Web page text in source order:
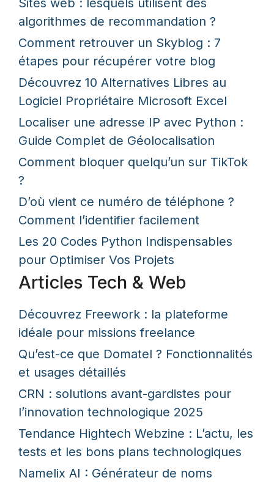
algorithmes de recommandation ?
Comment retrouver un Skyblog : 7
étapes pour récupérer votre blog
Découvrez 10 Alternatives Libres au
Logiciel Propriétaire Microsoft Excel
Localiser une adresse IP avec Python :
Guide Complet de Géolocalisation
Comment bloquer quelqu’un sur TikTok
?
D’où vient ce numéro de téléphone ?
Comment l’identifier facilement
Les 20 Codes Python Indispensables
pour Optimiser Vos Projets
Articles Tech & Web
Découvrez Freework : la plateforme
idéale pour missions freelance
Qu’est-ce que Domatel ? Fonctionnalités
et usages détaillés
CRN : solutions avant-gardistes pour
l’innovation technologique 2025
Tendance Hightech Webzine : L’actu, les
tests et les bons plans technologiques
Namelix AI : Générateur de noms